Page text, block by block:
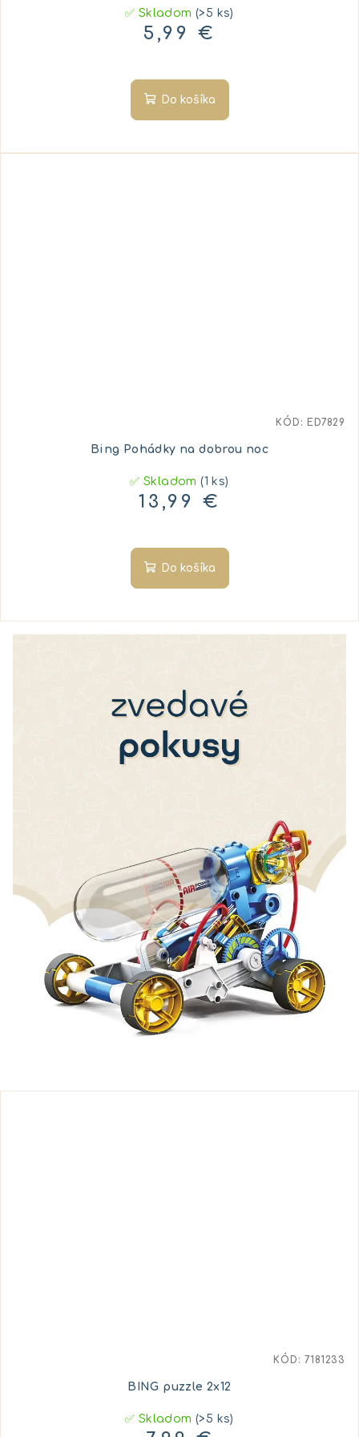
✅ Skladom(>5 ks)
5,99 €
Do košíka
Bing Pohádky na dobrou noc
✅ Skladom(1 ks)
13,99 €
Do košíka
KÓD: ED7829
BING puzzle 2x12
✅ Skladom(>5 ks)
KÓD: 7181233